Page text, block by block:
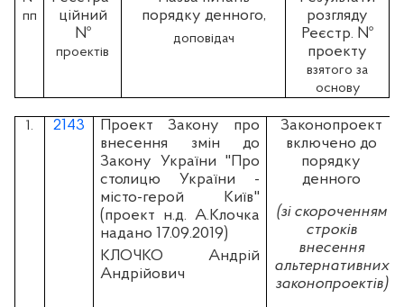
пп
ційний
№
проектів
порядку денного,
доповідач
розгляду
Реєстр. №
проекту
взятого за
основу
1. 2143
Проект Закону про
внесення змін до
Закону України "Про
столицю України -
місто-герой Київ"
(проект н.д. А.Клочка
надано 17.09.2019)
КЛОЧКО Андрій
Андрійович
Законопроект
включено до
порядку
денного
(зі скороченням
строків
внесення
альтернативних
законопроектів)